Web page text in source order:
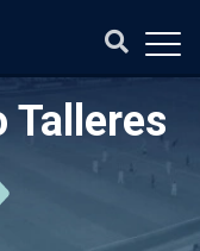
Talleres